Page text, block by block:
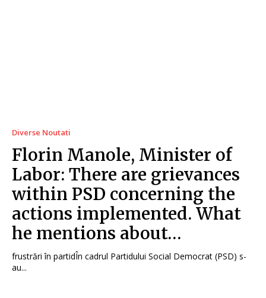
Diverse Noutati
Florin Manole, Minister of
Labor: There are grievances
within PSD concerning the
actions implemented. What
he mentions about…
frustrări în partidÎn cadrul Partidului Social Democrat (PSD) s-
au...